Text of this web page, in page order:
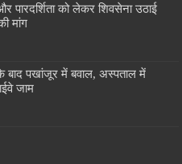
पारदर्शिता को लेकर शिवसेना उठाई
मांग
बाद पखांजूर में बवाल, अस्पताल में
जाम